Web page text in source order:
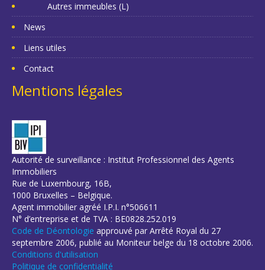
Autres immeubles (L)
News
Liens utiles
Contact
Mentions légales
Autorité de surveillance : Institut Professionnel des Agents
Immobiliers
Rue de Luxembourg, 16B,
1000 Bruxelles – Belgique.
Agent immobilier agréé I.P.I. n°506611
N° d’entreprise et de TVA : BE0828.252.019
Code de Déontologie approuvé par Arrêté Royal du 27
septembre 2006, publié au Moniteur belge du 18 octobre 2006.
Conditions d'utilisation
Politique de confidentialité